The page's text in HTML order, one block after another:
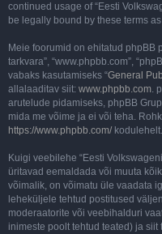
continued usage of “Eesti
be legally bound by these terms
Meie foorumid on ehitatud phpBB
tarkvara”, “www.phpbb.com”,
vabaks kasutamiseks “General
allalaaditav siit: www.phpbb.com.
arutelude pidamiseks, phpBB
mida me võime ja ei või teha.
https://www.phpbb.com/ kodulehelt.
Kuigi veebilehe “Eesti
üritavad eemaldada või muuta
võimalik, on võimatu üle vaadata
leheküljele tehtud postitused
moderaatorite või veebihalduri
inimeste poolt tehtud teated) ja